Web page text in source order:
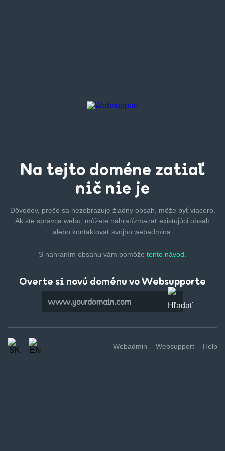
Na tejto doméne zatiaľ
nič nie je
Dôvodov, prečo sa nezobrazuje žiadny obsah, môže byťviacero.
Ak ste správca webu, môžete nahrať/zmazaťexistujúci obsah
alebo kontaktovať svojho webadmina.
S nahraním obsahu vám pomôže tento návod.
Overte si novú doménu vo Websupporte
Webadmin Websupport Help